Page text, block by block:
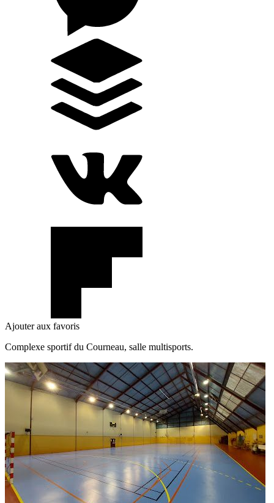
Ajouter aux favoris
Complexe sportif du Courneau, salle multisports.